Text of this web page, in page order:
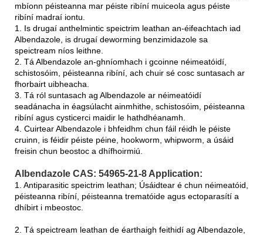
mbíonn péisteanna mar péiste ribíní muiceola agus péiste
ribíní madraí iontu.
1. Is drugaí anthelmintic speictrim leathan an-éifeachtach iad
Albendazole, is drugaí deworming benzimidazole sa
speictream níos leithne.
2. Tá Albendazole an-ghníomhach i gcoinne néimeatóidí,
schistosóim, péisteanna ribíní, ach chuir sé cosc ​​suntasach ar
fhorbairt uibheacha.
3. Tá ról suntasach ag Albendazole ar néimeatóidí
seadánacha in éagsúlacht ainmhithe, schistosóim, péisteanna
ribíní agus cysticerci maidir le hathdhéanamh.
4. Cuirtear Albendazole i bhfeidhm chun fáil réidh le péiste
cruinn, is féidir péiste péine, hookworm, whipworm, a úsáid
freisin chun beostoc a dhífhoirmiú.
Albendazole CAS: 54965-21-8 Application:
1. Antiparasitic speictrim leathan; Úsáidtear é chun néimeatóid,
péisteanna ribíní, péisteanna trematóide agus ectoparasítí a
dhíbirt i mbeostoc.
2. Tá speictream leathan de éarthaigh feithidí ag Albendazole,